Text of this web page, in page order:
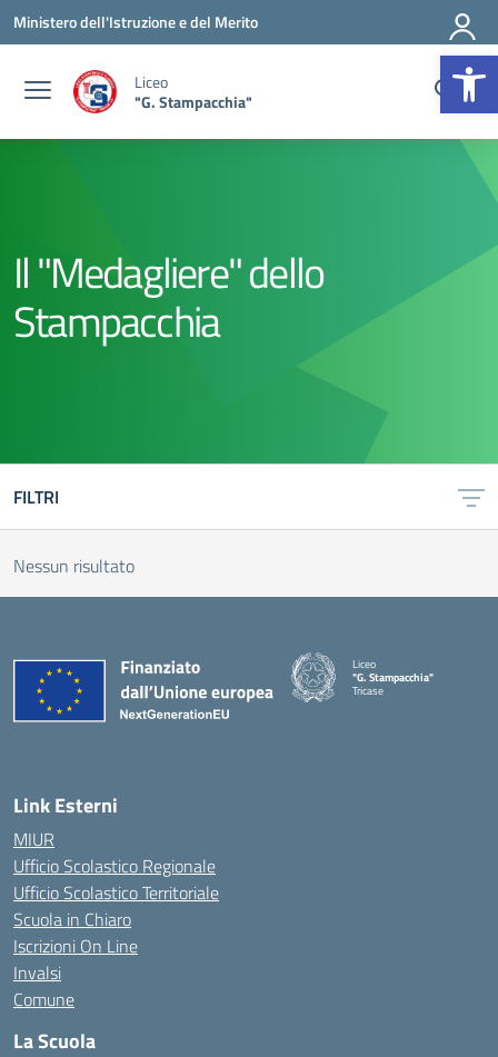
Vai ai contenuti
Vai al menu di navigazione
Vai al footer
Ministero dell'Istruzione e del Merito
Liceo
"G. Stampacchia"
Il "Medagliere" dello
Stampacchia
FILTRI
Nessun risultato
Liceo
"G. Stampacchia"
Tricase
Link Esterni
MIUR
Ufficio Scolastico Regionale
Ufficio Scolastico Territoriale
Scuola in Chiaro
Iscrizioni On Line
Invalsi
Comune
La Scuola